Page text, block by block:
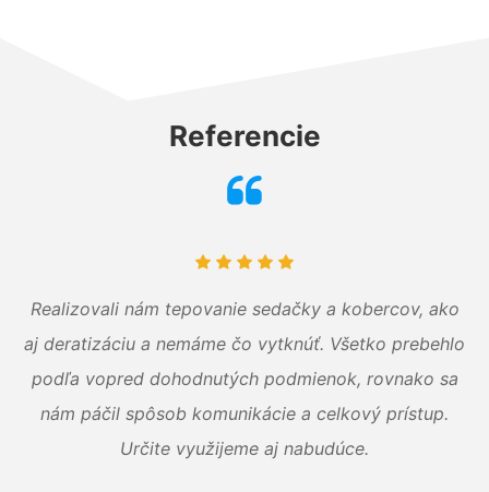
Referencie
Realizovali nám tepovanie sedačky a kobercov, ako
aj deratizáciu a nemáme čo vytknúť. Všetko prebehlo
podľa vopred dohodnutých podmienok, rovnako sa
nám páčil spôsob komunikácie a celkový prístup.
Určite využijeme aj nabudúce.